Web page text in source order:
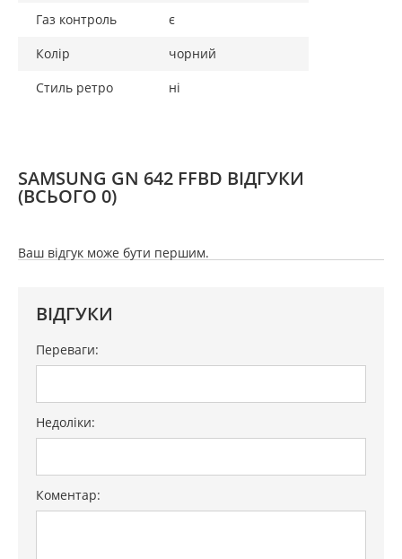
Газ контроль
є
Колір
чорний
Стиль ретро
ні
SAMSUNG GN 642 FFBD ВІДГУКИ
(ВСЬОГО 0)
Ваш відгук може бути першим.
ВІДГУКИ
Переваги:
Недоліки:
Коментар: